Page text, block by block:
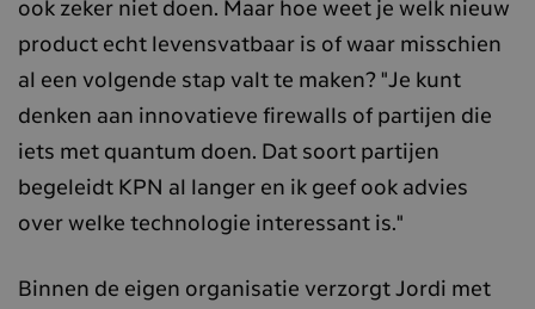
ook zeker niet doen. Maar hoe weet je welk nieuw
product echt levensvatbaar is of waar misschien
al een volgende stap valt te maken? "Je kunt
denken aan innovatieve firewalls of partijen die
iets met quantum doen. Dat soort partijen
begeleidt KPN al langer en ik geef ook advies
over welke technologie interessant is."
Binnen de eigen organisatie verzorgt Jordi met